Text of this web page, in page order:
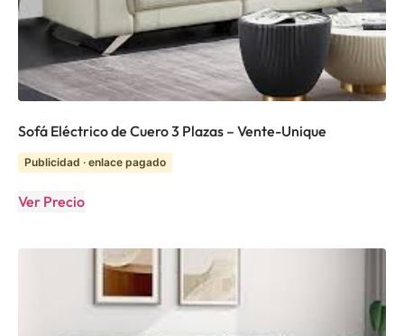
Sofá Eléctrico de Cuero 3 Plazas – Vente-Unique
Publicidad · enlace pagado
Ver Precio